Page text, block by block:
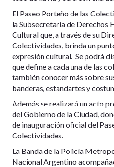
El Paseo Porteño de las
la Subsecretaría de Derechos
Cultural que, a través de su
Colectividades, brinda un
expresión cultural. Se podrá
que define a cada una de las
también conocer más sobre
banderas, estandartes y
Además se realizará un acto
del Gobierno de la Ciudad,
de inauguración oficial del
Colectividades.
La Banda de la Policía
Nacional Argentino